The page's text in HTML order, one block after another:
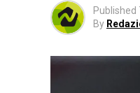
Published
By